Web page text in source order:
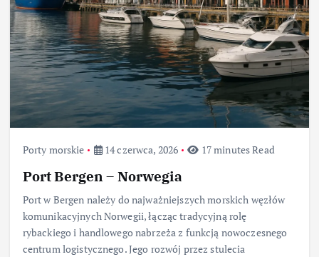
Porty morskie 14 czerwca, 2026 17 minutes Read
Port Bergen – Norwegia
Port w Bergen należy do najważniejszych morskich węzłów
komunikacyjnych Norwegii, łącząc tradycyjną rolę
rybackiego i handlowego nabrzeża z funkcją nowoczesnego
centrum logistycznego. Jego rozwój przez stulecia